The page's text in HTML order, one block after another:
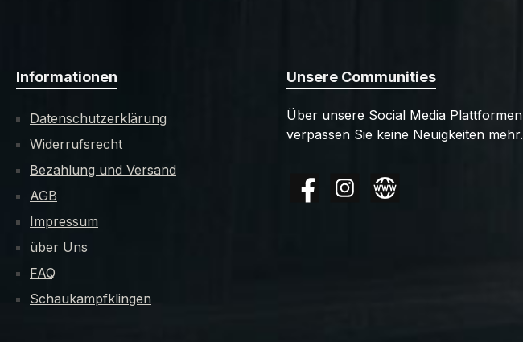
Informationen
Datenschutzerklärung
Widerrufsrecht
Bezahlung und Versand
AGB
Impressum
über Uns
FAQ
Schaukampfklingen
Unsere Communities
Über unsere Social Media Plattformen
verpassen Sie keine Neuigkeiten mehr.
FacebookInstagramWebsite